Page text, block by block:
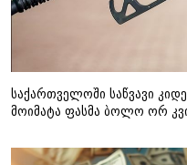
საქართველოში საწვავი
მოიმატა ფასმა ბოლო ორ